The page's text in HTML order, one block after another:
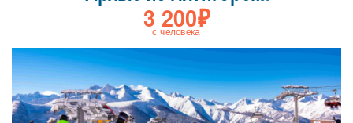
3 200₽
с человека